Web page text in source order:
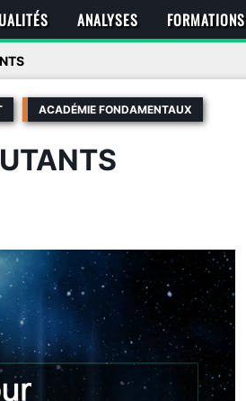
ANALYSES FORMATIONS
ACADÉMIE FONDAMENTAUX